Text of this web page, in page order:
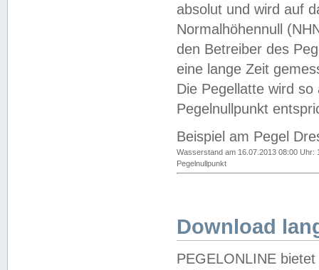
absolut und wird auf
Normalhöhennull
den Betreiber des
eine lange Zeit
Die Pegellatte wird
Pegelnullpunkt
Beispiel am Pegel
Wasserstand am 16.07.2013 08:00 Uhr:
Pegelnullpunkt
Download
PEGELONLINE